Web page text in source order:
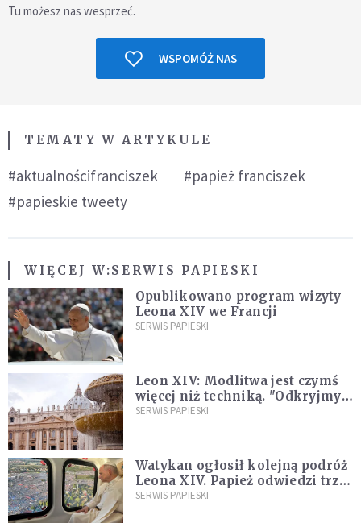
Tu możesz nas wesprzeć.
WSPOMÓŻ NAS
TEMATY W ARTYKULE
#aktualnościfranciszek
#papież franciszek
#papieskie tweety
WIĘCEJ W:SERWIS PAPIESKI
Opublikowano program wizyty
Leona XIV we Francji
SERWIS PAPIESKI
Leon XIV: Modlitwa jest czymś
więcej niż techniką. "Odkryjmy
ją na nowo"
SERWIS PAPIESKI
Watykan ogłosił kolejną podróż
Leona XIV. Papież odwiedzi trzy
kraje Ameryki Południowej
SERWIS PAPIESKI